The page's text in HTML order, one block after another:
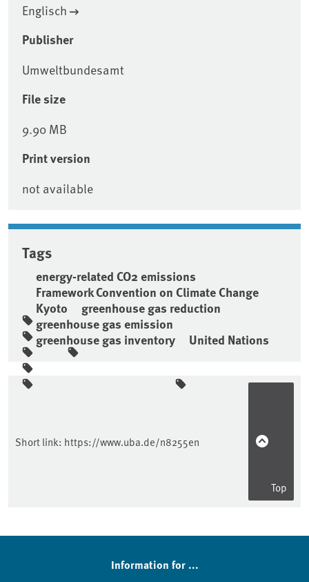
Englisch
Publisher
Umweltbundesamt
File size
9.90 MB
Print version
not available
Tags
energy-related CO2 emissions
Framework Convention on Climate Change
Kyoto
greenhouse gas reduction
greenhouse gas emission
greenhouse gas inventory
United Nations
Sidebar
Short link: https://www.uba.de/n8255en
Top
Information for ...